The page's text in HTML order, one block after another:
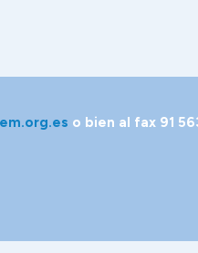
o bien al fax 91